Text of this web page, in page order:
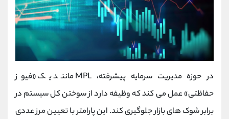
در حوزه مدیریت سرمایه پیشرفته، MPL مانند یک «فیوز
حفاظتی» عمل می‌ کند که وظیفه دارد از سوختن کل سیستم در
برابر شوک‌ های بازار جلوگیری کند. این پارامتر با تعیین مرز عددی